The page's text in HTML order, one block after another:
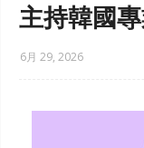
主持韓國
6月 29, 2026